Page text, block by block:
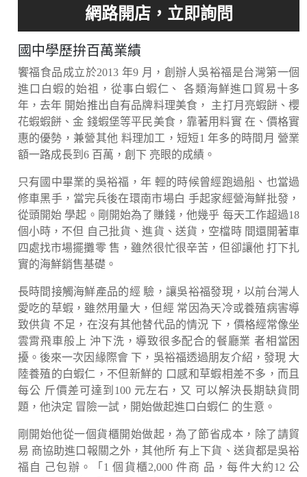
國中學歷拚百萬業績
饗福食品成立於2013 年9 月，創辦人吳裕福是台灣第一個
進口白蝦的始祖，從事白蝦仁、 各類海鮮進口貿易十多
年，去年 開始推出自有品牌料理美食， 主打月亮蝦餅、櫻
花蝦蝦餅、金 錢蝦堡等平民美食，靠著用料實 在、價格實
惠的優勢，兼營其他 料理加工，短短1 年多的時間月 營業
額一路成長到6 百萬，創下 亮眼的成績。
只有國中畢業的吳裕福，年 輕的時候曾經跑過船、也當過
修車黑手，當完兵後在環南市場白 手起家經營海鮮批發，
從頭開始 學起。剛開始為了賺錢，他幾乎 每天工作超過18
個小時，不但 自己批貨、進貨、送貨，空檔時 間還開著車
四處找市場擺攤零 售，雖然很忙很辛苦，但卻讓他 打下扎
實的海鮮銷售基礎。
長時間接觸海鮮產品的經 驗，讓吳裕福發現，以前台灣人
愛吃的草蝦，雖然用量大，但經 常因為天冷或養殖病害導
致供貨 不足，在沒有其他替代品的情況 下，價格經常像坐
雲霄飛車般上 沖下洗，導致很多配合的餐廳業 者相當困
擾。後來一次因緣際會 下，吳裕福透過朋友介紹，發現 大
陸養殖的白蝦仁，不但新鮮的 口感和草蝦相差不多，而且
每公 斤價差可達到100 元左右，又 可以解決長期缺貨問
題，他決定 冒險一試，開始做起進口白蝦仁 的生意。
剛開始他從一個貨櫃開始做起，為了節省成本，除了請貿
易 商協助進口報關之外，其他所 有上下貨、送貨都是吳裕
福自 己包辦。「1 個貨櫃2,000 件商 品，每件大約12 公